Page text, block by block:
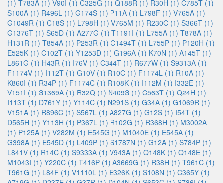
(1) T783A (1) V90I (1) C325G (1) Q188R (1) R30H (1) C785T (1)
S100A (1) R496L (1) G174S (1) P11A (1) L798F (1) V765A (1)
G1049R (1) C18S (1) L798H (1) V765M (1) R230C (1) S366T (1)
G1376T (1) S65D (1) A277G (1) T1191I (1) L755A (1) T878A (1)
H131R (1) T854A (1) P253R (1) C1494T (1) L755P (1) P120H (1)
E525K (1) C102T (1) Y1253D (1) G196A (1) K70N (1) A145T (1)
L861G (1) H43R (1) I76V (1) C344T (1) R677W (1) S9313A (1)
F1174V (1) I112T (1) G10V (1) R10C (1) F1174L (1) R10A (1)
K860I (1) R34P (1) F1174C (1) R108K (1) I112M (1) I332E (1)
V151I (1) S1369A (1) R32Q (1) N409S (1) C563T (1) Q24H (1)
I113T (1) D761Y (1) Y114C (1) N291S (1) G34A (1) G1069R (1)
V151A (1) R896C (1) S567L (1) A827G (1) G12S (1) I54T (1)
D565H (1) Y113H (1) P367L (1) R102G (1) R368H (1) M3002A
(1) P125A (1) V282M (1) E545G (1) M1040E (1) E545A (1)
G398A (1) E545D (1) L409P (1) S1787N (1) G12A (1) S784P (1)
L841V (1) R14C (1) S9333A (1) V943A (1) Q148K (1) Q148E (1)
M1043I (1) Y220C (1) T416P (1) A3669G (1) R38H (1) T961C (1)
T961G (1) L84F (1) V1110L (1) E326K (1) S108N (1) C365Y (1)